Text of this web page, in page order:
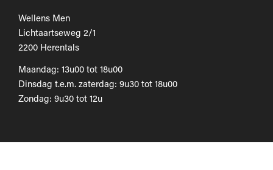
Wellens Men
Lichtaartseweg 2/1
2200 Herentals
Maandag: 13u00 tot 18u00
Dinsdag t.e.m. zaterdag: 9u30 tot 18u00
Zondag: 9u30 tot 12u